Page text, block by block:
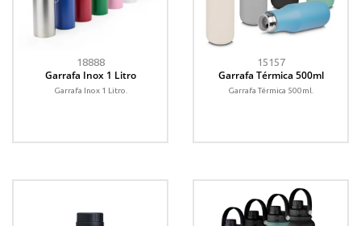
18888
Garrafa Inox 1 Litro
Garrafa Inox 1 Litro.
15157
Garrafa Térmica 500ml
Garrafa Térmica 500ml.